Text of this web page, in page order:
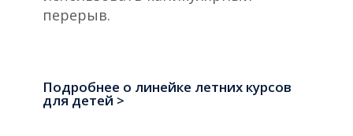
перерыв.
Подробнее о линейке летних курсов
для детей >